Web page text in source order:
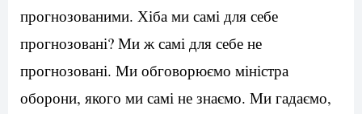
прогнозованими. Хіба ми самі для себе
прогнозовані? Ми ж самі для себе не
прогнозовані. Ми обговорюємо міністра
оборони, якого ми самі не знаємо. Ми гадаємо,